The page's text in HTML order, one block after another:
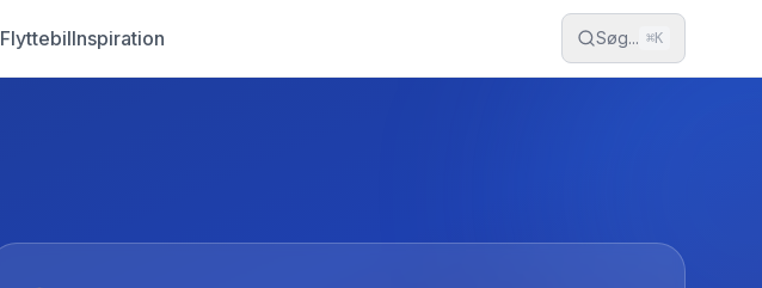
FlyttebilInspiration Søg... ⌘K